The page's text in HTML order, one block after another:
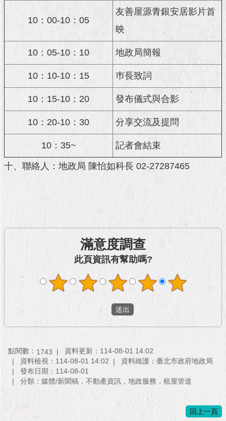
彙
台
通
陳
公
網
資
料
開
放
10：00-10：05
友善屋源青銀安居影片首
映
10：05-10：10 地政局簡報
10：10-10：15 巿長致詞
10：15-10：20 發布儀式與合影
10：20-10：30 分享交流及提問
10：35~ 記者會結束
十、聯絡人：地政局 陳怡如科長 02-27287465
滿意度調查
此頁資訊有幫助嗎?
點閱數： 1743
資料更新：114-08-01 14:02
資料檢視：114-08-01 14:02
資料維護：臺北市政府地政局
發布日期：114-08-01
分類：媒體/新聞稿，不動產資訊，地政服務，租屋管道
回上一頁